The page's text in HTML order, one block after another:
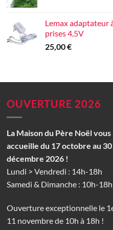
Lemax adaptateur
prises 4,5V
25,00€
OUVERTURE 2026
La Maison du Père Noël vous
accueille du 17 octobre au 30
décembre 2026 !
Lundi > Vendredi : 14h-18h
Samedi & Dimanche : 10h-18h
Ouverture exceptionnelle le
11 novembre de 10h à 18h !